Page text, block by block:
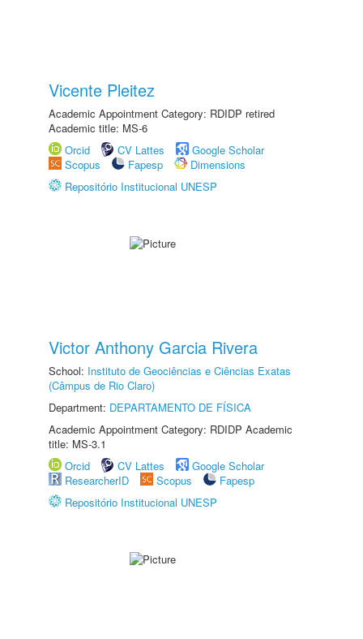
Vicente Pleitez
Academic Appointment Category: RDIDP retired
Academic title: MS-6
Orcid
CV Lattes
Google Scholar
Scopus
Fapesp
Dimensions
Repositório Institucional UNESP
Victor Anthony Garcia Rivera
School: Instituto de Geociências e Ciências Exatas
(Câmpus de Rio Claro)
Department: DEPARTAMENTO DE FÍSICA
Academic Appointment Category: RDIDP Academic
title: MS-3.1
Orcid
CV Lattes
Google Scholar
ResearcherID
Scopus
Fapesp
Repositório Institucional UNESP